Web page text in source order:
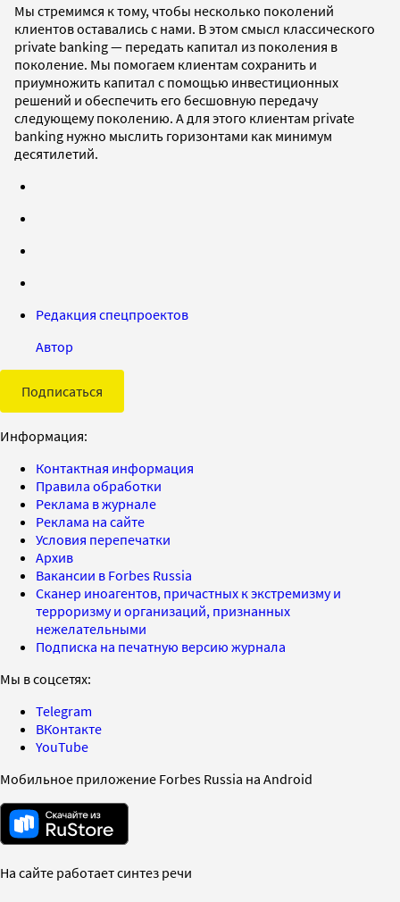
Мы стремимся к тому, чтобы несколько поколений
клиентов оставались с нами. В этом смысл классического
private banking — передать капитал из поколения в
поколение. Мы помогаем клиентам сохранить и
приумножить капитал с помощью инвестиционных
решений и обеспечить его бесшовную передачу
следующему поколению. А для этого клиентам private
banking нужно мыслить горизонтами как минимум
десятилетий.
Редакция спецпроектов
Автор
Подписаться
Информация:
Контактная информация
Правила обработки
Реклама в журнале
Реклама на сайте
Условия перепечатки
Архив
Вакансии в Forbes Russia
Сканер иноагентов, причастных к экстремизму и
терроризму и организаций, признанных
нежелательными
Подписка на печатную версию журнала
Мы в соцсетях:
Telegram
ВКонтакте
YouTube
Мобильное приложение Forbes Russia на Android
На сайте работает синтез речи